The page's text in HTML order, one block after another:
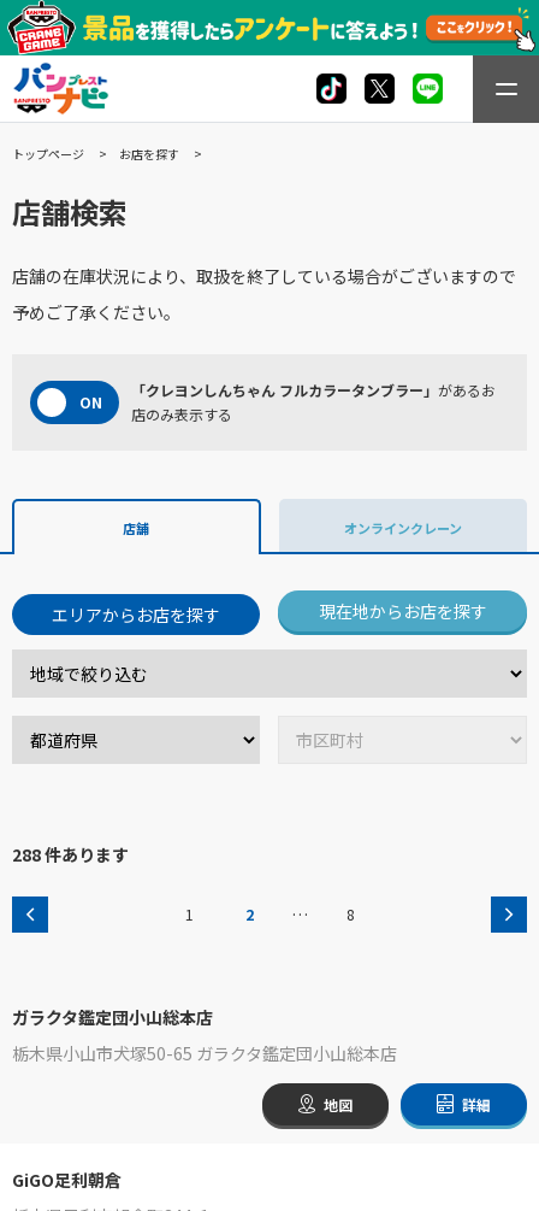
トップページ お店を探す
店舗検索
店舗の在庫状況により、取扱を終了している場合がございますので
予めご了承ください。
「クレヨンしんちゃん フルカラータンブラー」 があるお
店のみ表示する
店舗 オンラインクレーン
エリアからお店を探す 現在地からお店を探す
288 件あります
1 2 … 8
ガラクタ鑑定団小山総本店
栃木県小山市犬塚50-65 ガラクタ鑑定団小山総本店
地図 詳細
GiGO足利朝倉